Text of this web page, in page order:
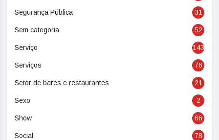
Segurança Pública 31
Sem categoria 52
Serviço 143
Serviços 76
Setor de bares e restaurantes 21
Sexo 2
Show 66
Social 78